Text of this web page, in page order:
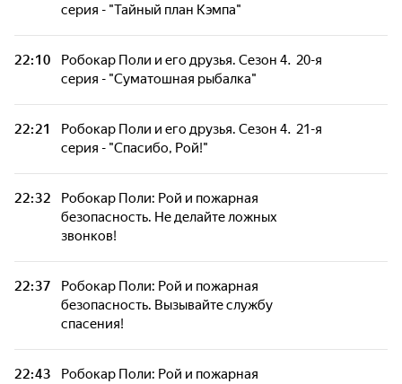
серия - "Тайный план Кэмпа"
22:10
Робокар Поли и его друзья. Сезон 4. 20-я
серия - "Суматошная рыбалка"
22:21
Робокар Поли и его друзья. Сезон 4. 21-я
серия - "Спасибо, Рой!"
22:32
Робокар Поли: Рой и пожарная
безопасность. Не делайте ложных
звонков!
22:37
Робокар Поли: Рой и пожарная
безопасность. Вызывайте службу
спасения!
22:43
Робокар Поли: Рой и пожарная